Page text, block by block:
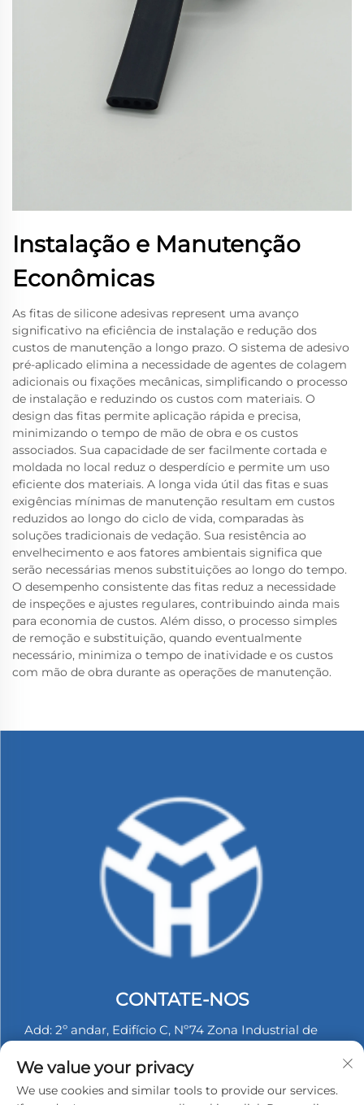
Instalação e Manutenção
Econômicas
As fitas de silicone adesivas represent uma avanço
significativo na eficiência de instalação e redução dos
custos de manutenção a longo prazo. O sistema de adesivo
pré-aplicado elimina a necessidade de agentes de colagem
adicionais ou fixações mecânicas, simplificando o processo
de instalação e reduzindo os custos com materiais. O
design das fitas permite aplicação rápida e precisa,
minimizando o tempo de mão de obra e os custos
associados. Sua capacidade de ser facilmente cortada e
moldada no local reduz o desperdício e permite um uso
eficiente dos materiais. A longa vida útil das fitas e suas
exigências mínimas de manutenção resultam em custos
reduzidos ao longo do ciclo de vida, comparadas às
soluções tradicionais de vedação. Sua resistência ao
envelhecimento e aos fatores ambientais significa que
serão necessárias menos substituições ao longo do tempo.
O desempenho consistente das fitas reduz a necessidade
de inspeções e ajustes regulares, contribuindo ainda mais
para economia de custos. Além disso, o processo simples
de remoção e substituição, quando eventualmente
necessário, minimiza o tempo de inatividade e os custos
com mão de obra durante as operações de manutenção.
CONTATE-NOS
Add: 2º andar, Edifício C, Nº74 Zona Industrial de
Tel: +86-13530558584
E-mail:[email protected]
We value your privacy
We use cookies and similar tools to provide our services.